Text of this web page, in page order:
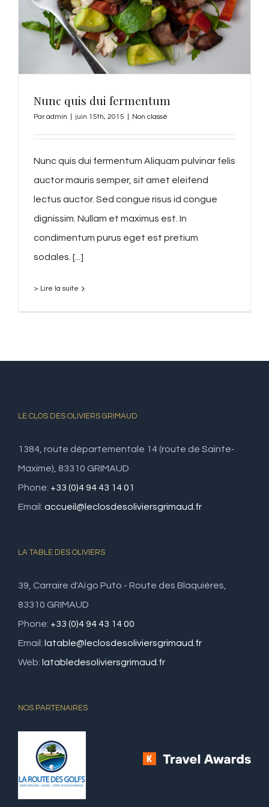
Nunc quis dui fermentum
Paradmin juin 15th, 2015 Non classé
Nunc quis dui fermentum Aliquam pulvinar felis
auctor mauris semper, sit amet eleifend
lectus auctor. Sed congue risus id congue
dignissim. Nullam et maximus est. In
condimentum purus eget est pretium
sodales. [...]
> Lire la suite
LE CLOS DES OLIVIERS GRIMAUD
1384, route départementale 14 (route de Sainte-
Maxime), 83310 GRIMAUD
Phone: +33 (0)4 94 43 14 01
Email: accueil@leclosdesoliviersgrimaud.fr
LA TABLE DES OLIVIERS
39, Carraire d'Aïgo Puto - Route des Blaquières,
83310 GRIMAUD
Phone: +33 (0)4 94 43 14 00
Email: latable@leclosdesoliviersgrimaud.fr
Web: latabledesoliviersgrimaud.fr
NOS PARTENAIRES